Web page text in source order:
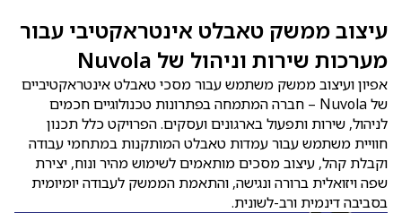
עיצוב ממשק טאבלט אינטראקטיבי עבור
מערכות שירות וניהול של Nuvola
אפיון ועיצוב ממשק משתמש עבור מסכי טאבלט אינטראקטיביים
של Nuvola – חברה המתמחה בפתרונות טכנולוגיים חכמים
לניהול, שירות ותפעול בארגונים ועסקים. הפרויקט כלל תכנון
חוויית משתמש עבור עמדות טאבלט המותקנות במתחמי עבודה
וקבלת קהל, עיצוב מסכים מותאמים לשימוש מהיר ונוח, יצירת
שפה ויזואלית ברורה ונגישה, והתאמת הממשק לעבודה יומיומית
בסביבה דינמית ורב-לשונית.